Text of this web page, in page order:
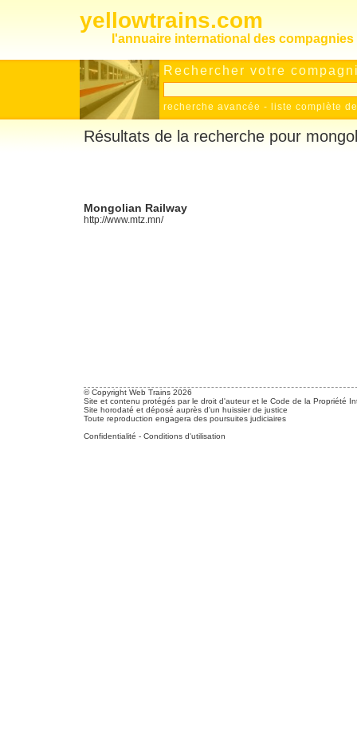
yellowtrains.com
l'annuaire international des
Rechercher votre
recherche avancée - liste complète
Résultats de la recherche pour
Mongolian Railway
http://www.mtz.mn/
© Copyright Web Trains 2026
Site et contenu protégés par le droit d'auteur et le Code de la Propriété
Site horodaté et déposé auprès d'un huissier de justice
Toute reproduction engagera des poursuites judiciaires
Confidentialité - Conditions d'utilisation